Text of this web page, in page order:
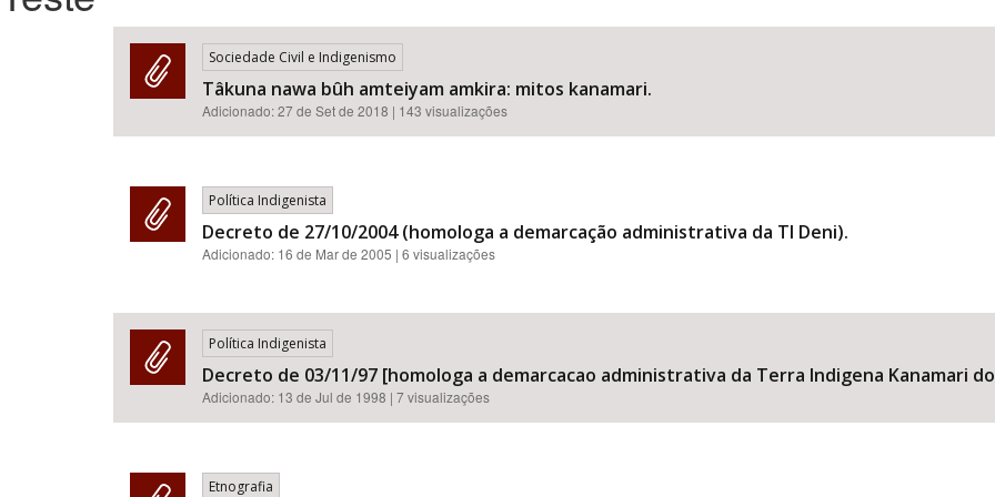
Área de Levantamento
Sociedade Civil e Indigenismo
Tâkuna nawa bûh amteiyam amkira: mitos kanamari.
Adicionado:27 de Set de 2018 | 143 visualizações
Política Indigenista
Decreto de 27/10/2004 (homologa a demarcação administrativa da TI Deni).
Adicionado: 16 de Mar de 2005 | 6 visualizações
Política Indigenista
Decreto de 03/11/97 [homologa a demarcacao administrativa da Terra Indigena Kanamari do
Adicionado: 13 de Jul de 1998 | 7 visualizações
Etnografia